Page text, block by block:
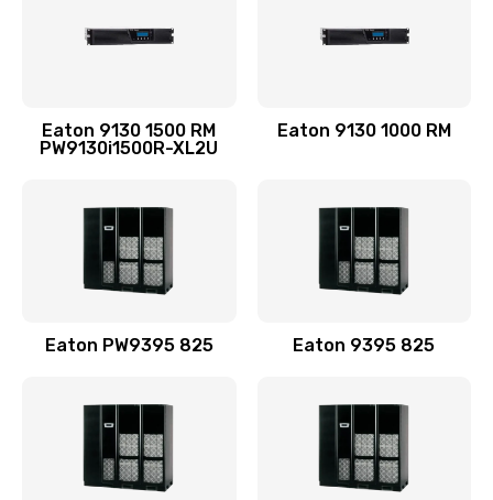
Eaton 9130 1500 RM
PW9130i1500R-XL2U
Eaton 9130 1000 RM
Eaton PW9395 825 Eaton 9395 825